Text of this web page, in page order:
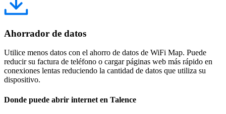
Ahorrador de datos
Utilice menos datos con el ahorro de datos de WiFi Map. Puede
reducir su factura de teléfono o cargar páginas web más rápido en
conexiones lentas reduciendo la cantidad de datos que utiliza su
dispositivo.
Donde puede abrir internet en Talence